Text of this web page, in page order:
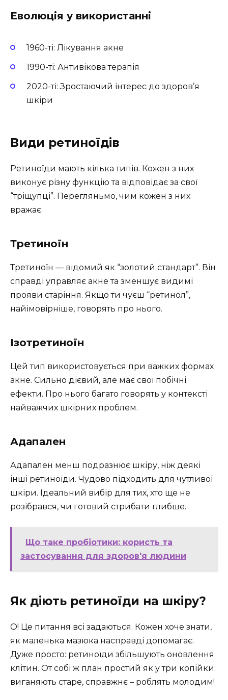
Еволюція у використанні
1960-ті: Лікування акне
1990-ті: Антивікова терапія
2020-ті: Зростаючий інтерес до здоров’я
шкіри
Види ретиноїдів
Ретиноїди мають кілька типів. Кожен з них
виконує різну функцію та відповідає за свої
“тріщупці”. Перегляньмо, чим кожен з них
вражає.
Третиноїн
Третиноїн — відомий як “золотий стандарт”. Він
справді управляє акне та зменшує видимі
прояви старіння. Якщо ти чуєш “ретинол”,
найімовірніше, говорять про нього.
Ізотретиноїн
Цей тип використовується при важких формах
акне. Сильно дієвий, але має свої побічні
ефекти. Про нього багато говорять у контексті
найважчих шкірних проблем.
Адапален
Адапален менш подразнює шкіру, ніж деякі
інші ретиноїди. Чудово підходить для чутливої
шкіри. Ідеальний вибір для тих, хто ще не
розібрався, чи готовий стрибати глибше.
Що таке пробіотики: користь та
застосування для здоров'я людини
Як діють ретиноїди на шкіру?
О! Це питання всі задаються. Кожен хоче знати,
як маленька мазюка насправді допомагає.
Дуже просто: ретиноїди збільшують оновлення
клітин. От собі ж план простий як у три копійки:
виганяють старе, справжнє – роблять молодим!